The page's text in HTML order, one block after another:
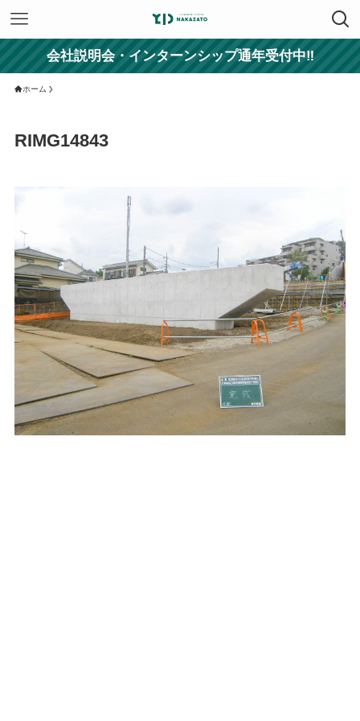
会社説明会・インターンシップ通年受付中‼
ホーム
RIMG14843